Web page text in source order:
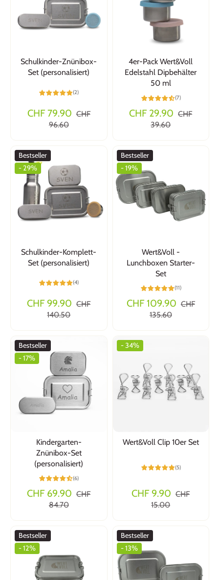
Schulkinder-Znünibox-
Set (personalisiert)
(2)
CHF 79.90 CHF
96.60
4er-Pack Wert&Voll
Edelstahl Dipbehälter
50 ml
(7)
CHF 29.90 CHF
39.60
Bestseller
- 29%
Schulkinder-Komplett-
Set (personalisiert)
(4)
CHF 99.90 CHF
140.50
Bestseller
- 19%
Wert&Voll -
Lunchboxen Starter-
Set
(11)
CHF 109.90 CHF
135.60
Bestseller
- 17%
Kindergarten-
Znünibox-Set
(personalisiert)
(6)
CHF 69.90 CHF
84.70
- 34%
Wert&Voll Clip 10er Set
(5)
CHF 9.90 CHF
15.00
Bestseller
- 12%
Bestseller
- 13%